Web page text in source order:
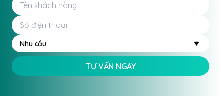
Nhu cầu
TƯ VẤN NGAY